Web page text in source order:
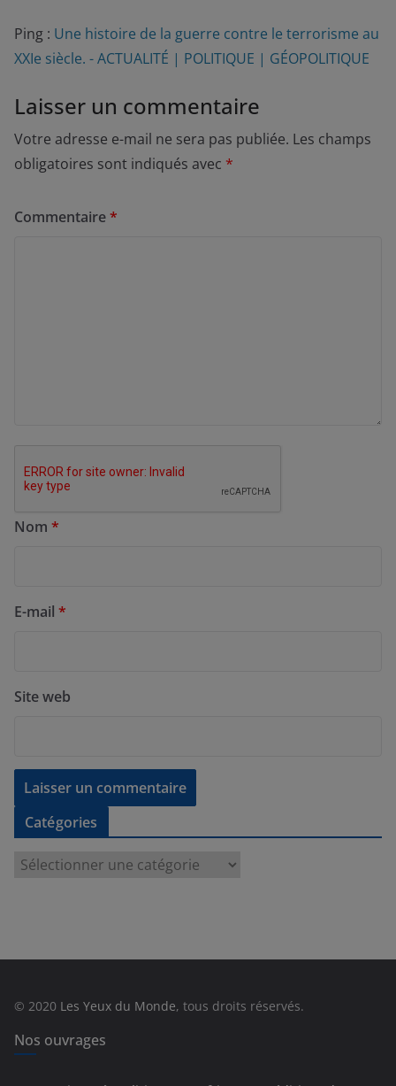
Ping : Une histoire de la guerre contre le terrorisme au
XXIe siècle. - ACTUALITÉ | POLITIQUE | GÉOPOLITIQUE
Laisser un commentaire
Votre adresse e-mail ne sera pas publiée. Les champs
obligatoires sont indiqués avec *
Commentaire*
Nom *
E-mail *
Site web
Catégories
e
s
© 2020 Les Yeux du Monde, tous droits réservés.
Nos ouvrages